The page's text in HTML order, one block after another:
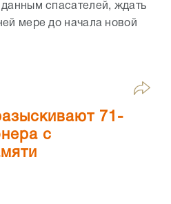
спасателей, ждать
мере до начала новой
71-
с